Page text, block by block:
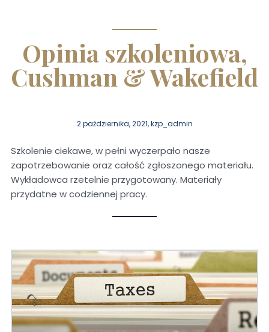
Opinia szkoleniowa,
Cushman & Wakefield
2 października, 2021, kzp_admin
Szkolenie ciekawe, w pełni wyczerpało nasze
zapotrzebowanie oraz całość zgłoszonego materiału.
Wykładowca rzetelnie przygotowany. Materiały
przydatne w codziennej pracy.